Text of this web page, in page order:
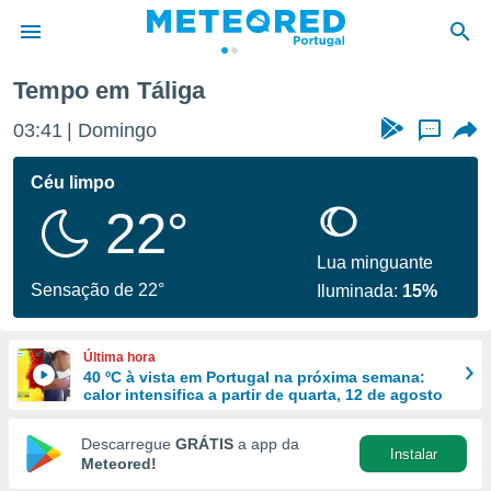
da
foi
fornecidas
a este
das
e
forma
digital
Tempo em Táliga
03:41 Domingo ...
Céu limpo
22°
Sensação de 22°
Lua minguante
Iluminada: 15%
Última hora
40 ºC à vista em Portugal na próxima semana:
calor intensifica a partir de quarta, 12 de agosto
Descarregue GRÁTIS a app da
Meteored!
Instalar